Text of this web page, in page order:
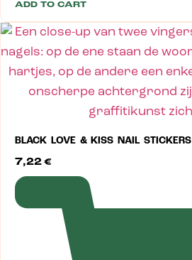
ADD TO CART
BLACK LOVE & KISS NAIL STICKERS
7,22 €